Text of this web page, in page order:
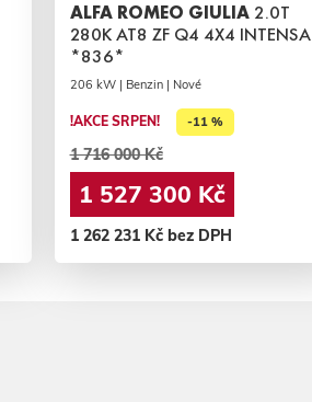
ALFA ROMEO GIULIA 2.0T
280K AT8 ZF Q4 4X4 INTENSA
*836*
206 kW | Benzin | Nové
!AKCE SRPEN! -11 %
1 716 000 Kč
1 527 300 Kč
1 262 231 Kč bez DPH